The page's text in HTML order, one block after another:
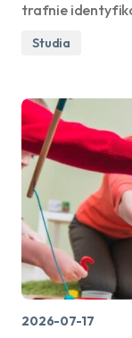
trafnie
Studia
2026-07-17